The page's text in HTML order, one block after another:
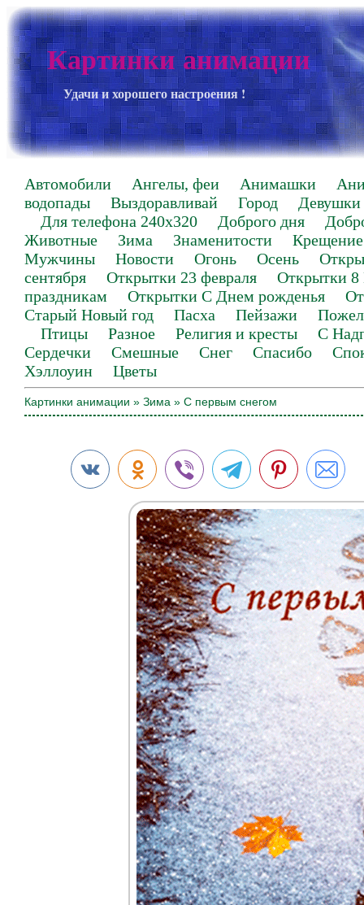
Картинки анимации
Удачи и хорошего настроения !
Автомобили Ангелы, феи Анимашки
водопады
Выздоравливай Город
Девушки
Для телефона 240х320
Доброго дня
Животные
Зима Знаменитости
Крещение
Мужчины
Новости Огонь Осень
сентября
Открытки 23 февраля
Открытки 8
праздникам
Открытки С Днем рожденья
Старый Новый год
Пасха Пейзажи
Птицы
Разное Религия и кресты
С
Сердечки
Смешные Снег Спасибо
Хэллоуин
Цветы
Картинки анимации » Зима » С первым снегом